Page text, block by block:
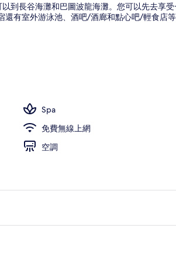
到長谷海灘和巴圖波龍海灘。您可以先去享
有室外游泳池、酒吧/酒廊和點心吧/輕食店等
Spa
免費無線上網
空調